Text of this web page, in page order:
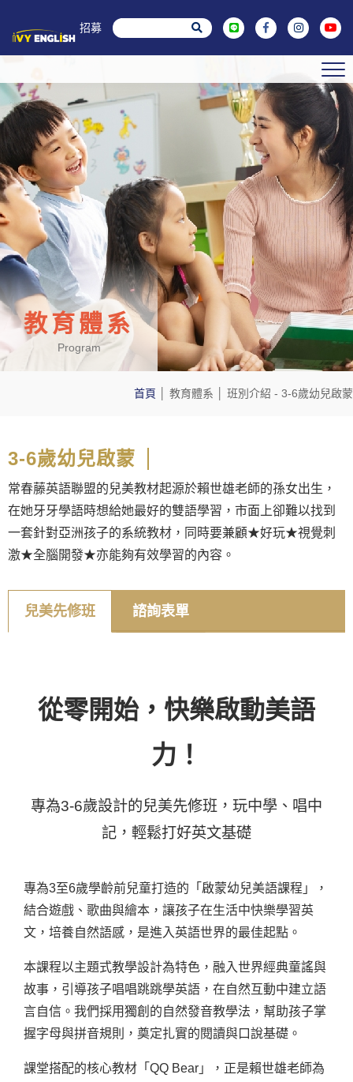
菁英招募
教育體系
Program
首頁 教育體系 班別介紹 - 3-6歲幼兒啟蒙
3-6歲幼兒啟蒙
常春藤英語聯盟的兒美教材起源於賴世雄老師的孫女出生，
在她牙牙學語時想給她最好的雙語學習，市面上卻難以找到
一套針對亞洲孩子的系統教材，同時要兼顧★好玩★視覺刺
激★全腦開發★亦能夠有效學習的內容。
兒美先修班 諮詢表單
從零開始，快樂啟動美語
力！
專為3-6歲設計的兒美先修班，玩中學、唱中
記，輕鬆打好英文基礎
專為3至6歲學齡前兒童打造的「啟蒙幼兒美語課程」，
結合遊戲、歌曲與繪本，讓孩子在生活中快樂學習英
文，培養自然語感，是進入英語世界的最佳起點。
本課程以主題式教學設計為特色，融入世界經典童謠與
故事，引導孩子唱唱跳跳學英語，在自然互動中建立語
言自信。我們採用獨創的自然發音教學法，幫助孩子掌
握字母與拼音規則，奠定扎實的閱讀與口說基礎。
課堂搭配的核心教材「QQ Bear」，正是賴世雄老師為